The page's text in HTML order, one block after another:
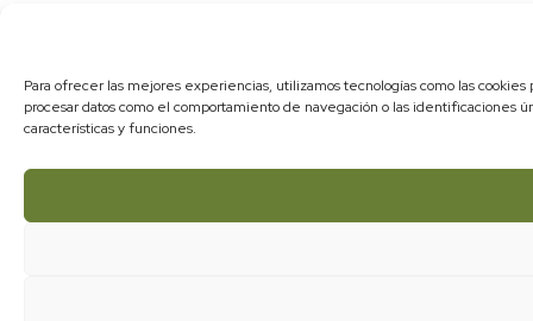
Para ofrecer las mejores experiencias, utilizamos tecnologías como las
procesar datos como el comportamiento de navegación o las
características y funciones.